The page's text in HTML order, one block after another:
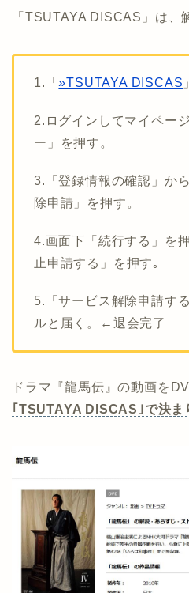
「TSUTAYA DISCAS」は、
1.「»TSUTAYA DISCAS
2.ログインしてマイペー
ー」を押す。
3.「登録情報の確認」か
除申請」を押す。
4.画面下「続行する」を
止申請する」を押す｡
5.「サービス解除申請す
ルと届く。←退会完了
ドラマ『龍馬伝』の動画を
｢TSUTAYA DISCAS｣で決ま